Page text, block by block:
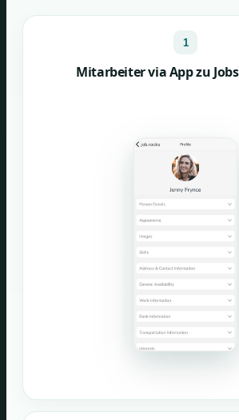
1
Mitarbeiter via App zu